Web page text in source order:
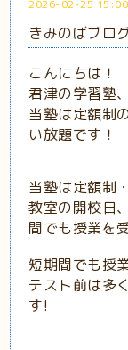
2026-02-25
きみのばブロ
こんにちは！
君津の学習塾
当塾は定額制
い放題です！
当塾は定額制
教室の開校日
間でも授業を
短期間でも授
テスト前は多
す!